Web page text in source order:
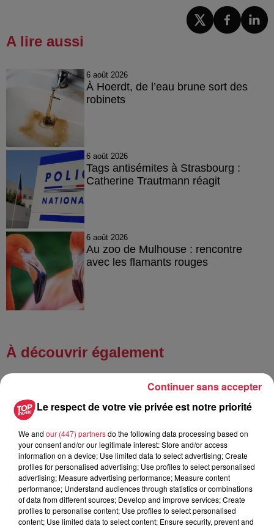
A lire aussi
6 août 2026
À Hoerdt, de l’eau brune sort des
robinets
6 août 2026
Tags antisémites à Strasbourg :
Catherine Trautmann réagit
6 août 2026
Au zoo de Mulhouse : rencontre
avec les flamants rouges
À découvrir également
Le respect de votre vie privée est notre priorité
We and our (447) partnersdo the following data processing based on
your consent and/or our legitimate interest: Store and/or access
information on a device; Use limited data to select advertising; Create
profiles for personalised advertising; Use profiles to select personalised
advertising; Measure advertising performance; Measure content
performance; Understand audiences through statistics or combinations
of data from different sources; Develop and improve services; Create
profiles to personalise content; Use profiles to select personalised
content; Use limited data to select content; Ensure security, prevent and
Continuer sans accepter